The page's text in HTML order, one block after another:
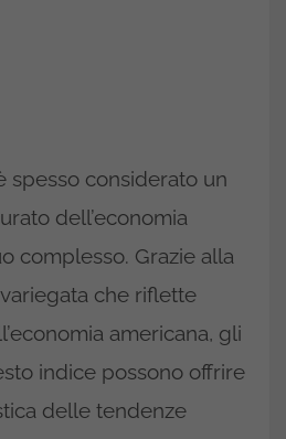
spesso considerato un
dell’economia
complesso. Grazie alla
che riflette
americana, gli
indice possono offrire
delle tendenze